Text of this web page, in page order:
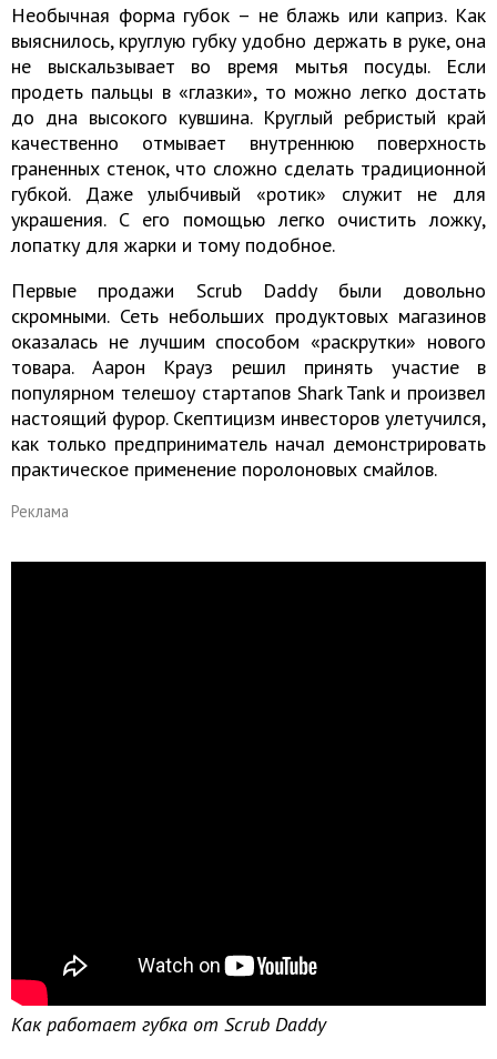
Необычная форма губок – не блажь или каприз. Как
выяснилось, круглую губку удобно держать в руке, она
не выскальзывает во время мытья посуды. Если
продеть пальцы в «глазки», то можно легко достать
до дна высокого кувшина. Круглый ребристый край
качественно отмывает внутреннюю поверхность
граненных стенок, что сложно сделать традиционной
губкой. Даже улыбчивый «ротик» служит не для
украшения. С его помощью легко очистить ложку,
лопатку для жарки и тому подобное.
Первые продажи Scrub Daddy были довольно
скромными. Сеть небольших продуктовых магазинов
оказалась не лучшим способом «раскрутки» нового
товара. Аарон Крауз решил принять участие в
популярном телешоу стартапов Shark Tank и произвел
настоящий фурор. Скептицизм инвесторов улетучился,
как только предприниматель начал демонстрировать
практическое применение поролоновых смайлов.
Реклама
Как работает губка от Scrub Daddy